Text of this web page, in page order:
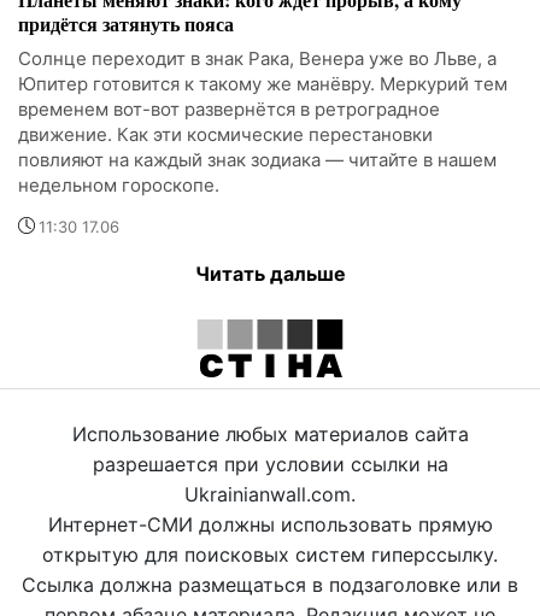
придётся затянуть пояса
Солнце переходит в знак Рака, Венера уже во Льве, а
Юпитер готовится к такому же манёвру. Меркурий тем
временем вот-вот развернётся в ретроградное
движение. Как эти космические перестановки
повлияют на каждый знак зодиака — читайте в нашем
недельном гороскопе.
11:30 17.06
Читать дальше
Использование любых материалов сайта
разрешается при условии ссылки на
Ukrainianwall.com.
Интернет-СМИ должны использовать прямую
открытую для поисковых систем гиперссылку.
Ссылка должна размещаться в подзаголовке или в